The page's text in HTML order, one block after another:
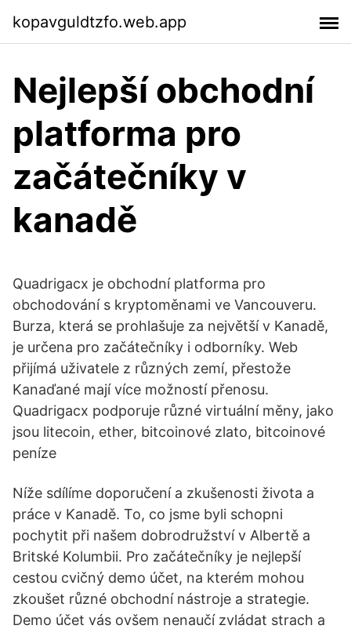
kopavguldtzfo.web.app
Nejlepší obchodní
platforma pro
začátečníky v
kanadě
Quadrigacx je obchodní platforma pro
obchodování s kryptoměnami ve Vancouveru.
Burza, která se prohlašuje za největší v Kanadě,
je určena pro začátečníky i odborníky. Web
přijímá uživatele z různých zemí, přestože
Kanaďané mají více možností přenosu.
Quadrigacx podporuje různé virtuální měny, jako
jsou litecoin, ether, bitcoinové zlato, bitcoinové
peníze
Níže sdílíme doporučení a zkušenosti života a
práce v Kanadě. To, co jsme byli schopni
pochytit při našem dobrodružství v Albertě a
Britské Kolumbii. Pro začátečníky je nejlepší
cestou cvičný demo účet, na kterém mohou
zkoušet různé obchodní nástroje a strategie.
Demo účet vás ovšem nenaučí zvládat strach a